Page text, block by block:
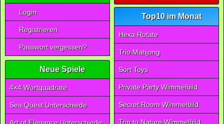
Login
Registrieren
Passwort vergessen?
Neue Spiele
4×4 Wortquadrate
Sea Quest Unterschiede
Top10 im Monat
Hexa Rotate
Trio Mahjong
Sort Toys
Private Party Wimmelbild
Secret Room Wimmelbild
Trip to Nature Wimmelbild